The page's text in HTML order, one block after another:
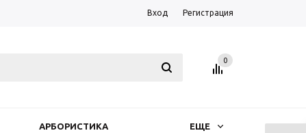
Вход Регистрация
0
АРБОРИСТИКА ЕЩЕ